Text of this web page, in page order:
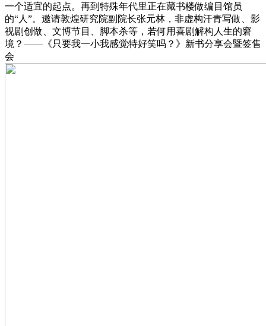
一个适宜的起点。再到特殊年代里正在藏书楼做编目馆员
的“人”。邀请敦煌研究院副院长张元林，非虚构汗青写做、影
视剧创做、文博节目、脚本杀等，若何用喜剧解构人生的窘
境？——《只要我一小我感觉特好笑吗？》新书分享会暨签售
会